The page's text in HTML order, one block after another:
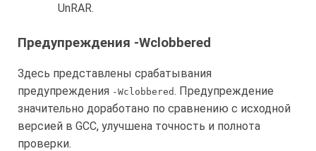
UnRAR.
Предупреждения -Wclobbered
Здесь представлены срабатывания
предупреждения -Wclobbered. Предупреждение
значительно доработано по сравнению с исходной
версией в GCC, улучшена точность и полнота
проверки.